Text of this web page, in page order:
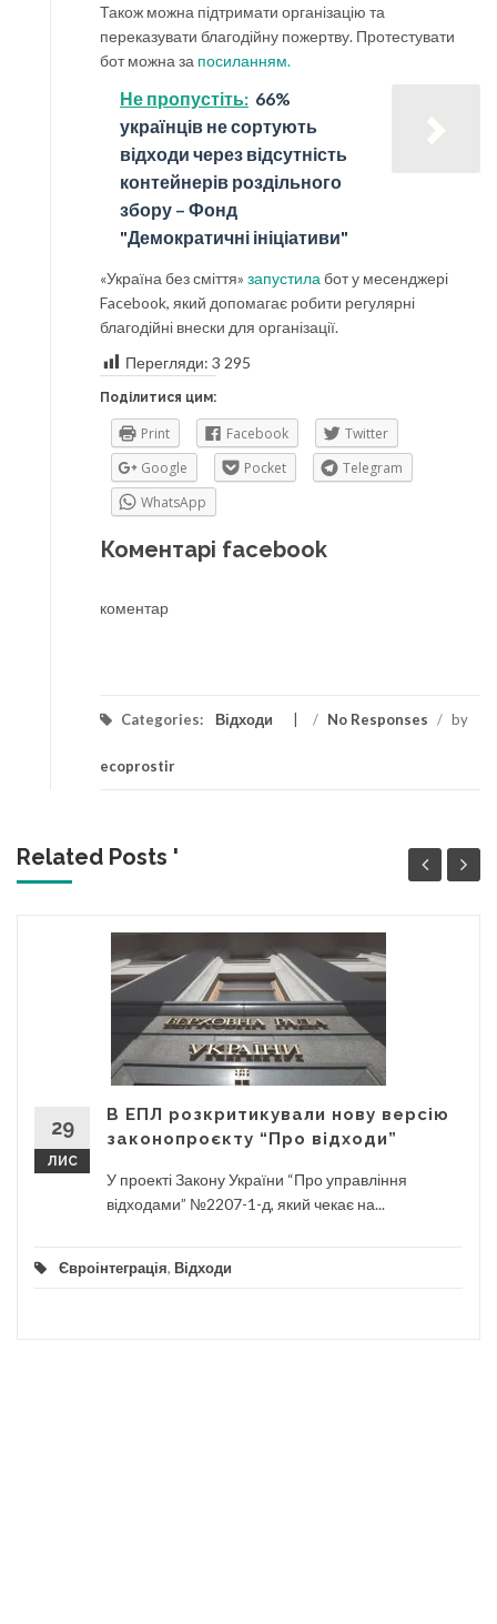
Також можна підтримати організацію та
переказувати благодійну пожертву. Протестувати
бот можна за посиланням.
Не пропустіть: 66%
українців не сортують
відходи через відсутність
контейнерів роздільного
збору – Фонд
"Демократичні ініціативи"
«Україна без сміття» запустила бот у месенджері
Facebook, який допомагає робити регулярні
благодійні внески для організації.
Перегляди: 3 295
Поділитися цим:
Print Facebook
Twitter
Google
Pocket
Telegram
WhatsApp
Коментарі facebook
коментар
Categories: Відходи / No Responses / by
ecoprostir
Related Posts '
29
ЛИС
В ЕПЛ розкритикували нову версію
законопроєкту “Про відходи”
У проекті Закону України “Про управління
відходами” №2207-1-д, який чекає на...
Євроінтеграція, Відходи